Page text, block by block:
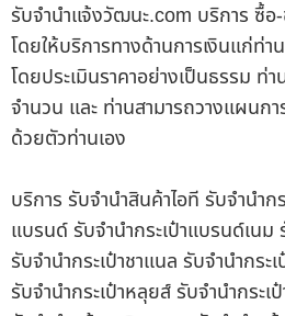
รับจํานําแจ้งวัฒนะ.com บริการ ซื้อ
โดยให้บริการทางด้านการเงินแก่ท่า
โดยประเมินราคาอย่างเป็นธรรม ท่
จำนวน และ ท่านสามารถวางแผนกา
ด้วยตัวท่านเอง
บริการ รับจำนำสินค้าไอที รับจำนำกร
แบรนด์ รับจำนำกระเป๋าแบรนด์เนม
รับจำนำกระเป๋าชาแนล รับจำนำกร
รับจำนำกระเป๋าหลุยส์ รับจำนำกระ